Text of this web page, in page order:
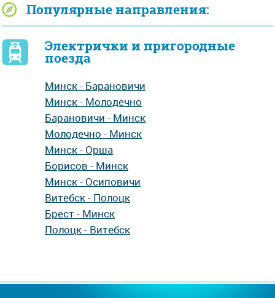
Популярные направления:
Электрички и пригородные
поезда
Минск - Барановичи
Минск - Молодечно
Барановичи - Минск
Молодечно - Минск
Минск - Орша
Борисов - Минск
Минск - Осиповичи
Витебск - Полоцк
Брест - Минск
Полоцк - Витебск